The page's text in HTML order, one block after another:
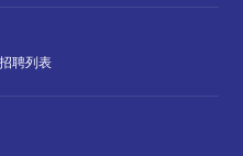
招聘列表